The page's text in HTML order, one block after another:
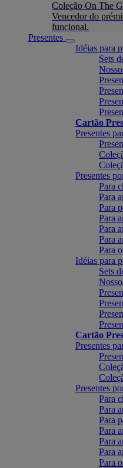
Coleção On The
Vencedor do
funcional.
Presentes
Idéias para
Sets
Cartão
Presentes
Presentes
Para
Para
Para
Para
Para
Para
Para
Idéias para
Sets
Cartão
Presentes
Presentes
Para
Para
Para
Para
Para
Para
Para